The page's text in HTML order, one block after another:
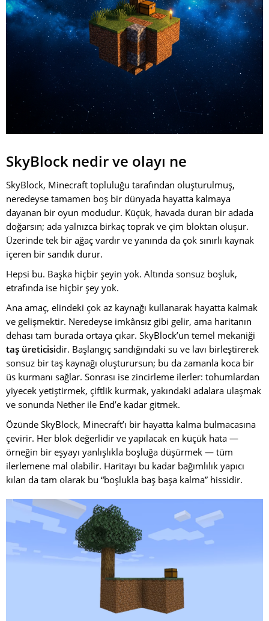
SkyBlock nedir ve olayı ne
SkyBlock, Minecraft topluluğu tarafından oluşturulmuş,
neredeyse tamamen boş bir dünyada hayatta kalmaya
dayanan bir oyun modudur. Küçük, havada duran bir adada
doğarsın; ada yalnızca birkaç toprak ve çim bloktan oluşur.
Üzerinde tek bir ağaç vardır ve yanında da çok sınırlı kaynak
içeren bir sandık durur.
Hepsi bu. Başka hiçbir şeyin yok. Altında sonsuz boşluk,
etrafında ise hiçbir şey yok.
Ana amaç, elindeki çok az kaynağı kullanarak hayatta kalmak
ve gelişmektir. Neredeyse imkânsız gibi gelir, ama haritanın
dehası tam burada ortaya çıkar. SkyBlock’un temel mekaniği
taş üreticisidir. Başlangıç sandığındaki su ve lavı birleştirerek
sonsuz bir taş kaynağı oluşturursun; bu da zamanla koca bir
üs kurmanı sağlar. Sonrası ise zincirleme ilerler: tohumlardan
yiyecek yetiştirmek, çiftlik kurmak, yakındaki adalara ulaşmak
ve sonunda Nether ile End’e kadar gitmek.
Özünde SkyBlock, Minecraft’ı bir hayatta kalma bulmacasına
çevirir. Her blok değerlidir ve yapılacak en küçük hata —
örneğin bir eşyayı yanlışlıkla boşluğa düşürmek — tüm
ilerlemene mal olabilir. Haritayı bu kadar bağımlılık yapıcı
kılan da tam olarak bu “boşlukla baş başa kalma” hissidir.